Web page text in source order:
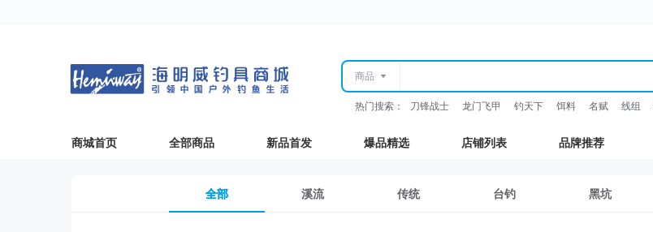
商品
热门搜索： 刀锋战士 龙门飞甲 钓天下 饵料 名赋 线组
商城首页 全部商品 新品首发 爆品精选 店铺列表 品牌推荐
全部 溪流 传统 台钓 黑坑